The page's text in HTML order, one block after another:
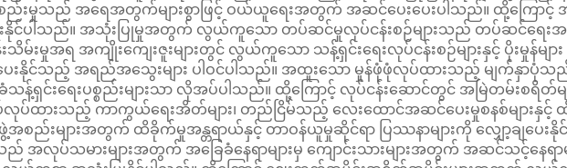
မှုသည် အရေအတွက်များစွာဖြင့် ဝယ်ယူရေးအတွက် အဆင်ပေးပေးပါသည်။ ထို့ကြောင့်
းနိုင်ပါသည်။ အသုံးပြုမှုအတွက် လွယ်ကူသော တပ်ဆင်မှုလုပ်ငန်းစဉ်များသည် တပ်ဆင်ရေ
သိမ်းမှုအရ အကျိုးကျေးဇူးများတွင် လွယ်ကူသော သန့်ရှင်းရေးလုပ်ငန်းစဉ်များနှင့် ပိုးမှုန်များ
းနိုင်သည့် အရည်အသွေးများ ပါဝင်ပါသည်။ အထူးသော မှုန်ဖုံဖုံလုပ်ထားသည့် မျက်နှာပုံသ
ရှင်းရေးပစ္စည်းများသာ လိုအပ်ပါသည်။ ထို့ကြောင့် လုပ်ငန်းဆောင်တွင် အမြဲတမ်းစရိတ်မျ
လုပ်ထားသည့် ကာကွယ်ရေးအိတ်များ၊ တည်ငြိမ်သည့် လေးထောင်အဆင်ပေးမှုစနစ်များနှင့်
အစည်းများအတွက် ထိခိုက်မှုအန္တရာယ်နှင့် တာဝန်ယူမှုဆိုင်ရာ ပြဿနာများကို လျှော့ချပေးနို
လုပ်သမားများအတွက် အခြေခံနေရာများမှ ကျောင်းသားများအတွက် အဆင်သင့်နေ